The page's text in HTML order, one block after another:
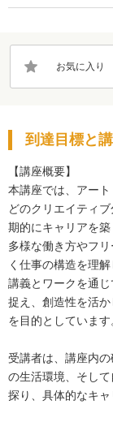
お気に入り
到達目標と
【講座概要】
本講座では、アー
どのクリエイティ
期的にキャリアを
多様な働き方やフ
く仕事の構造を理
講義とワークを通
捉え、創造性を活
を目的としています
受講者は、講座内
の生活環境、そし
探り、具体的なキャ